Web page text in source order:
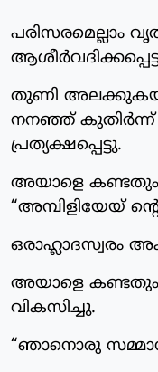
പരിസരമെല്ലാം
തുണി
നനഞ്ഞ് കുതിർന്ന്
പ്രത്യക്ഷപ്പെട്ടു.
അയാളെ കണ്ടതും
“അമ്പിളിയേയ്
ഒരാഹ്ലാദസ്വരം
അയാളെ
വികസിച്ചു.
“ഞാനൊരു